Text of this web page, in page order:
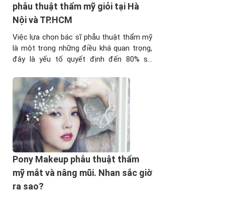
phẫu thuật thẩm mỹ giỏi tại Hà
Nội và TP.HCM
Việc lựa chọn bác sĩ phẫu thuật thẩm mỹ
là một trong những điều khá quan trọng,
đây là yếu tố quyết định đến 80% sự
lầm trong lựa chọn bác sĩ phẫu thuật sẽ
gây ra cho bạn những hậu quả hết sức
nghiêm trọng. Cùng ...
Pony Makeup phẫu thuật thẩm
mỹ mắt và nâng mũi. Nhan sắc giờ
ra sao?